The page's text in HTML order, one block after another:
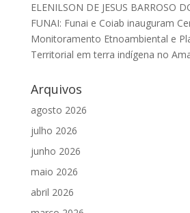
ELENILSON DE JESUS BARROSO
FUNAI: Funai e Coiab inauguram
Monitoramento Etnoambiental e
Territorial em terra indígena no
Arquivos
agosto 2026
julho 2026
junho 2026
maio 2026
abril 2026